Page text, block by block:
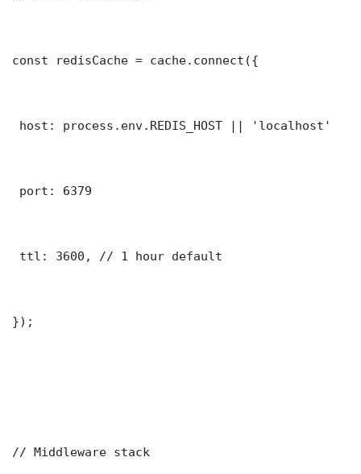
const redisCache = cache.connect({
host: process.env.REDIS_HOST || 'localhost'
port: 6379
ttl: 3600, // 1 hour default
});
// Middleware stack